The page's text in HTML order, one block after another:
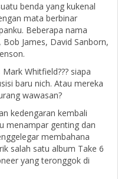
benda yang kukenal
mata berbinar
Beberapa nama
James, David Sanborn,
Whitfield??? siapa
baru nich. Atau mereka
wawasan?
kedengaran kembali
menampar genting dan
membahana
salah satu album Take 6
yang teronggok di